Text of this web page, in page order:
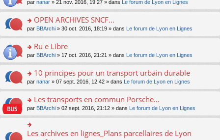
c
e
nt
pl
u
ré
c
e
nt
n
le
pl
u
ré
c
e
nt
g
e
n
n
le
pl
u
ré
c
e
nt
a
g
e
n
n
le
pl
u
ré
c
e
nt
er
le
m
e
a
g
e
n
n
le
pl
u
s
ré
c
o
n
ult
er
le
m
e
a
g
e
n
n
le
pl
par nanar » 21 nov. 2016, 19:27 » dans Le forum de Lyon en Lignes
o
n
ult
er
le
m
e
a
g
e
n
o
OPEN ARCHIVES SNCF...
par BBArchi » 30 oct. 2016, 18:19 » dans Le forum de Lyon en Lignes
o
n
ult
er
le
m
e
s
g
Ru e Libre
par BBArchi » 17 oct. 2016, 21:21 » dans Le forum de Lyon en Lignes
o
n
ult
er
le
m
10 principes pour un transport urbain durable
par nanar » 07 sept. 2016, 12:42 » dans Le forum de Lyon en Lignes
o
n
s
ult
er
Les transports en commun Porsche...
par BBArchi » 02 sept. 2016, 21:12 » dans Le forum de Lyon en Lignes
Les archives en lignes_Plans parcellaires de Lyon